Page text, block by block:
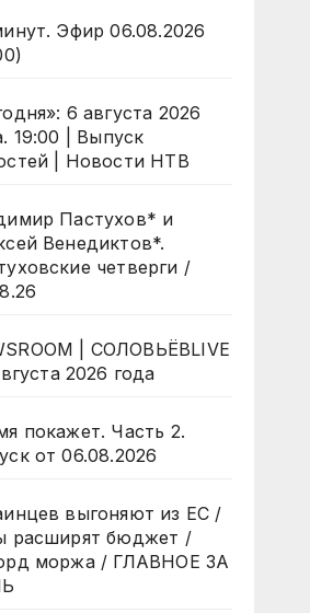
Эфир 06.08.2026
6 августа 2026
19:00 | Выпуск
| Новости НТВ
Пастухов* и
Венедиктов*.
четверги /
| СОЛОВЬЁВLIVE
2026 года
покажет. Часть 2.
от 06.08.2026
выгоняют из ЕС /
расширят бюджет /
моржа / ГЛАВНОЕ ЗА